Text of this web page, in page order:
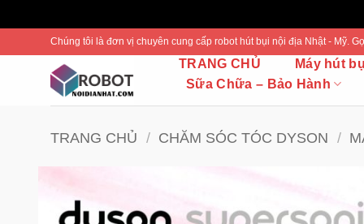
qua
Chúng tôi là đơn vị chuyên cung cấp robot hút bụi nội địa Nhật - Mỹ.
TRANG CHỦ
Máy hút
Sữa Chữa – Bảo Hành
TRANG CHỦ / CHĂM SÓC TÓC DYSON /